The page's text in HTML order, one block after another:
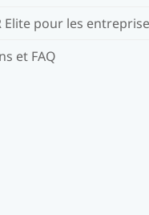
Elite pour les
et FAQ